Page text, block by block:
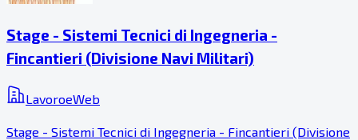
Stage - Sistemi Tecnici di Ingegneria -
Fincantieri (Divisione Navi Militari)
LavoroeWeb
Stage - Sistemi Tecnici di Ingegneria - Fincantieri (Divisione